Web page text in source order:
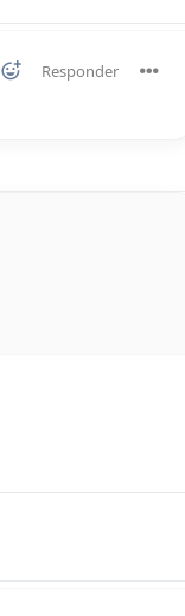
Responder